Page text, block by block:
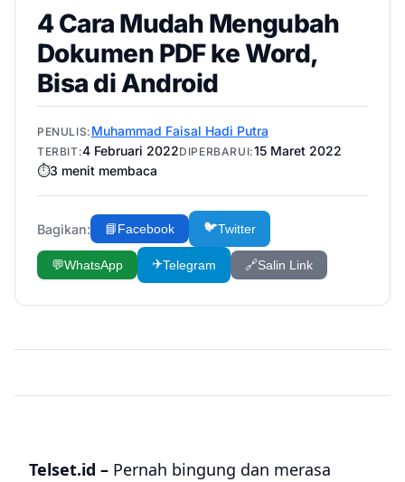
4 Cara Mudah Mengubah
Dokumen PDF ke Word,
Bisa di Android
PENULIS: Muhammad Faisal Hadi Putra
TERBIT:4 Februari 2022DIPERBARUI:15 Maret 2022
⏱️3 menit membaca
Bagikan: 📘Facebook 🐦Twitter
💬WhatsApp ✈️Telegram 🔗Salin Link
Telset.id – Pernah bingung dan merasa